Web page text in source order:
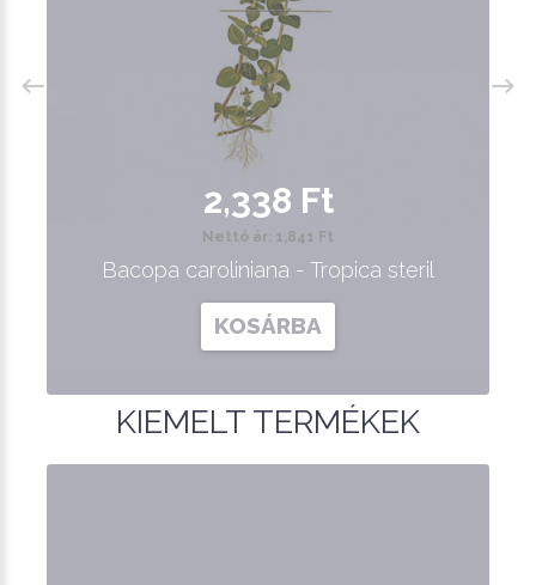
2,338 Ft
Nettó ár: 1,841 Ft
Bacopa caroliniana - Tropica steril
KOSÁRBA
KIEMELT TERMÉKEK